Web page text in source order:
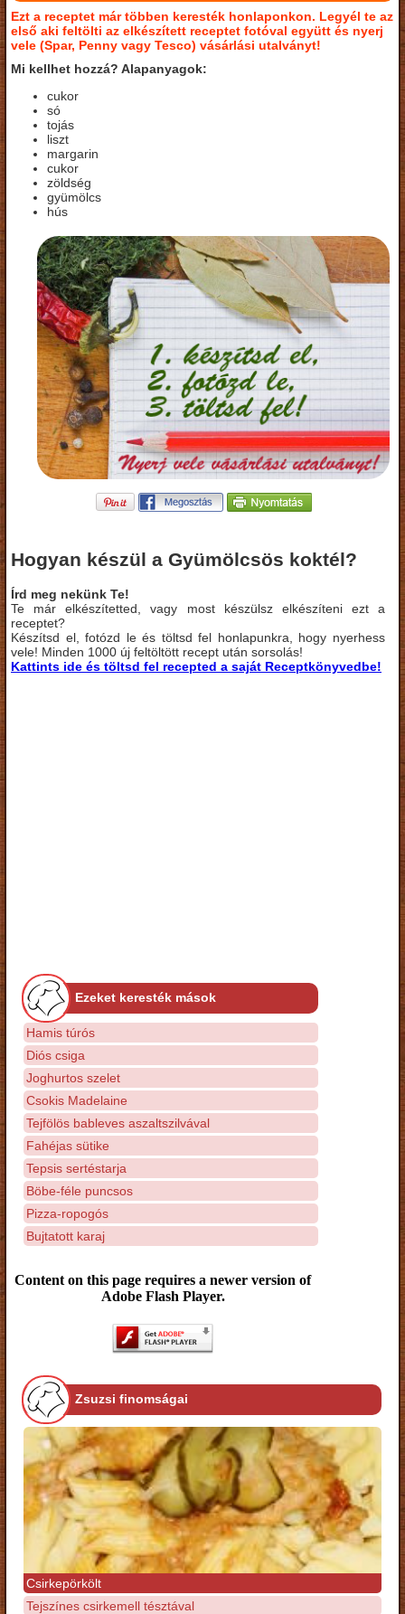
Ezt a receptet már többen keresték honlaponkon. Legyél te az
első aki feltölti az elkészített receptet fotóval együtt és nyerj
vele (Spar, Penny vagy Tesco) vásárlási utalványt!
Mi kellhet hozzá? Alapanyagok:
cukor
só
tojás
liszt
margarin
cukor
zöldség
gyümölcs
hús
Hogyan készül a Gyümölcsös koktél?
Írd meg nekünk Te!
Te már elkészítetted, vagy most készülsz elkészíteni ezt a
receptet?
Készítsd el, fotózd le és töltsd fel honlapunkra, hogy nyerhess
vele! Minden 1000 új feltöltött recept után sorsolás!
Kattints ide és töltsd fel recepted a saját Receptkönyvedbe!
Ezeket keresték mások
Hamis túrós
Diós csiga
Joghurtos szelet
Csokis Madelaine
Tejfölös bableves aszaltszilvával
Fahéjas sütike
Tepsis sertéstarja
Böbe-féle puncsos
Pizza-ropogós
Bujtatott karaj
Content on this page requires a newer version of
Adobe Flash Player.
Zsuzsi finomságai
Csirkepörkölt
Tejszínes csirkemell tésztával